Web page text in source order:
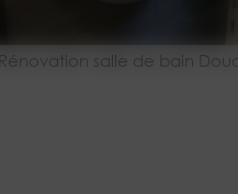
Rénovation salle de bain Douai